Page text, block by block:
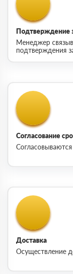
Подтверждение
Менеджер
подтверждения
Согласование
Доставка
Осуществление